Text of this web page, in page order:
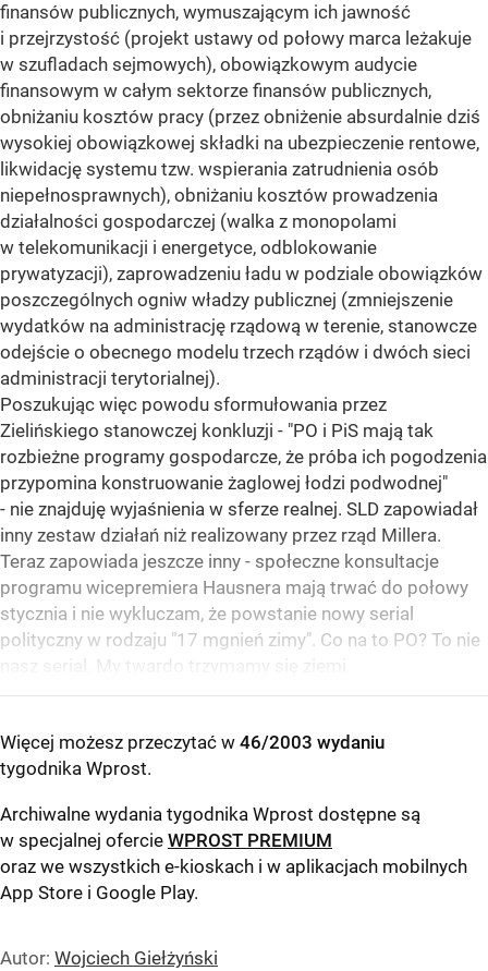
finansów publicznych, wymuszającym ich jawność
i przejrzystość (projekt ustawy od połowy marca leżakuje
w szufladach sejmowych), obowiązkowym audycie
finansowym w całym sektorze finansów publicznych,
obniżaniu kosztów pracy (przez obniżenie absurdalnie dziś
wysokiej obowiązkowej składki na ubezpieczenie rentowe,
likwidację systemu tzw. wspierania zatrudnienia osób
niepełnosprawnych), obniżaniu kosztów prowadzenia
działalności gospodarczej (walka z monopolami
w telekomunikacji i energetyce, odblokowanie
prywatyzacji), zaprowadzeniu ładu w podziale obowiązków
poszczególnych ogniw władzy publicznej (zmniejszenie
wydatków na administrację rządową w terenie, stanowcze
odejście o obecnego modelu trzech rządów i dwóch sieci
administracji terytorialnej).
Poszukując więc powodu sformułowania przez
Zielińskiego stanowczej konkluzji - "PO i PiS mają tak
rozbieżne programy gospodarcze, że próba ich pogodzenia
przypomina konstruowanie żaglowej łodzi podwodnej"
- nie znajduję wyjaśnienia w sferze realnej. SLD zapowiadał
inny zestaw działań niż realizowany przez rząd Millera.
Teraz zapowiada jeszcze inny - społeczne konsultacje
programu wicepremiera Hausnera mają trwać do połowy
stycznia i nie wykluczam, że powstanie nowy serial
polityczny w rodzaju "17 mgnień zimy". Co na to PO? To nie
nasz serial. My twardo trzymamy się ziemi.
Więcej możesz przeczytać w 46/2003 wydaniu
tygodnika Wprost.
Archiwalne wydania tygodnika Wprost dostępne są
w specjalnej ofercie WPROST PREMIUM
oraz we wszystkich e-kioskach i w aplikacjach mobilnych
App Store i Google Play.
Autor: Wojciech Giełżyński